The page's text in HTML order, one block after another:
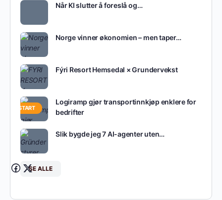
Når KI slutter å foreslå og…
Norge vinner økonomien – men taper…
Fýri Resort Hemsedal × Grundervekst
OPPSTART
Logiramp gjør transportinnkjøp enklere for
bedrifter
Slik bygde jeg 7 AI-agenter uten…
SE ALLE